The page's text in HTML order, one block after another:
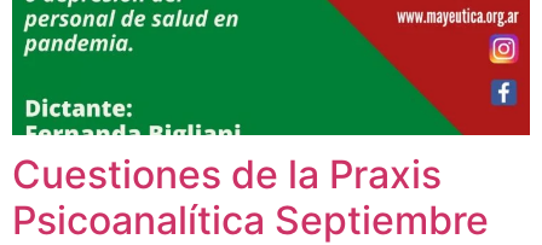
Cuestiones de la Praxis
Psicoanalítica Septiembre